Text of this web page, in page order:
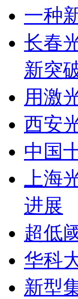
一种
长春
新突
用激
西安
中国
上海
进展
超低
华科
新型